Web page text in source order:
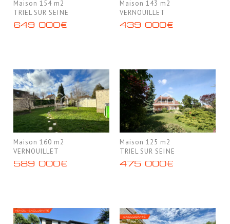
Maison 154 m2
TRIEL SUR SEINE
649 000€
Maison 143 m2
VERNOUILLET
439 000€
Maison 160 m2
VERNOUILLET
589 000€
Maison 125 m2
TRIEL SUR SEINE
475 000€